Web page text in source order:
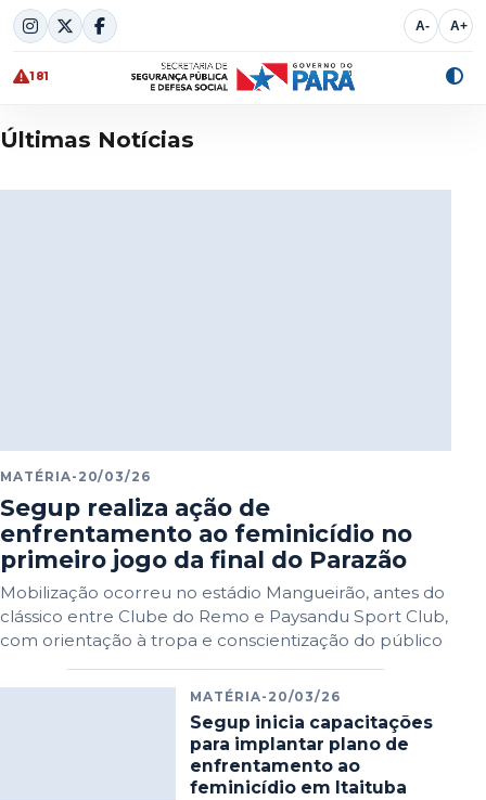
Skip
to
content
A- A+
181
Últimas Notícias
MATÉRIA- 20/03/26
Segup realiza ação de
enfrentamento ao feminicídio no
primeiro jogo da final do Parazão
Mobilização ocorreu no estádio Mangueirão, antes do
clássico entre Clube do Remo e Paysandu Sport Club,
com orientação à tropa e conscientização do público
MATÉRIA- 20/03/26
Segup inicia capacitações
para implantar plano de
enfrentamento ao
feminicídio em Itaituba